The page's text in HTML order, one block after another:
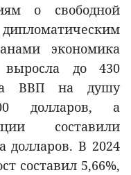
о свободной
экономика
до 430
а ВВП на душу
долларов, а
составили
долларов. В 2024
составил 5,66%,